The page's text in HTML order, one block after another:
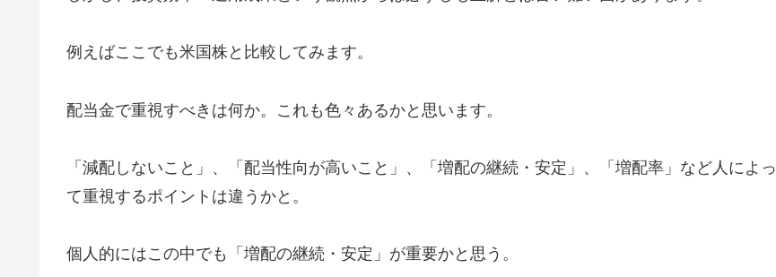
例えばここでも米国株と比較してみます。
配当金で重視すべきは何か。これも色々あるかと思います。
「減配しないこと」、「配当性向が高いこと」、「増配の継続・安定」、「増配率」など人によっ
て重視するポイントは違うかと。
個人的にはこの中でも「増配の継続・安定」が重要かと思う。